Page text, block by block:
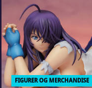
FIGURER OG MERCHANDISE